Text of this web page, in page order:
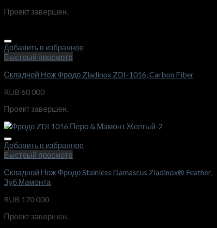
Проект завершен.
Добавить в избранное
Быстрый просмотр
Складной Нож Фродо Zladinox ZDI-1016, Carbon Fiber
RUB 60 000
Проект завершен.
Добавить в избранное
Быстрый просмотр
Складной Нож Фродо Stainless Damascus Zladinox® Feather,
Зуб Мамонта
RUB 170 000
Проект завершен.